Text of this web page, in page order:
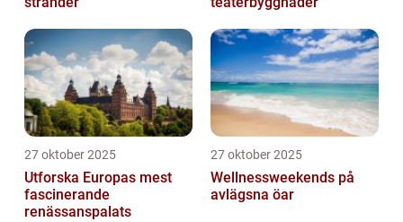
27 oktober 2025
Utforska Europas mest
fascinerande
renässanspalats
27 oktober 2025
Wellnessweekends på
avlägsna öar